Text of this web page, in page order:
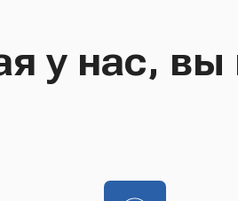
у нас, вы